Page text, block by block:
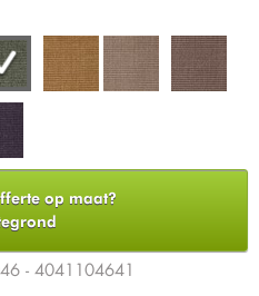
op maat?
- 4041104641